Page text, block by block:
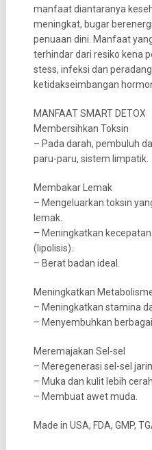
manfaat diantaranya
meningkat, bugar
penuaan dini. Manfaat
terhindar dari resiko kena
stess, infeksi dan
ketidakseimbangan
MANFAAT SMART DETOX
Membersihkan Toksin
– Pada darah, pembuluh
paru-paru, sistem limpatik.
Membakar Lemak
– Mengeluarkan toksin
lemak.
– Meningkatkan
(lipolisis).
– Berat badan ideal.
Meningkatkan
– Meningkatkan stamina
– Menyembuhkan
Meremajakan Sel-sel
– Meregenerasi sel-sel
– Muka dan kulit lebih cerah.
– Membuat awet muda.
Made in USA, FDA, GMP,